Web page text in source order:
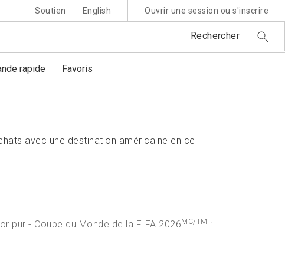
Soutien English Ouvrir une session ou s'inscrire
Rechercher
rapide Favoris
avec une destination américaine en ce
pur - Coupe du Monde de la FIFA 2026MC/TM :